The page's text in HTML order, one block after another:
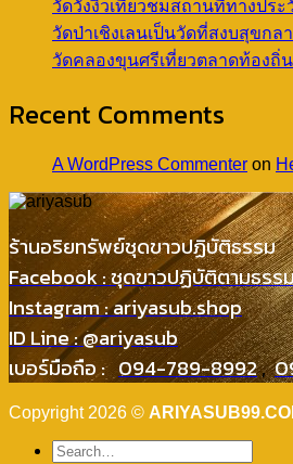
วัดวังงิ้วเที่ยวชมสถานที่ทางป
วัดป่าเชิงเลนเป็นวัดที่สงบสุขก
วัดคลองขุนศรีเที่ยวตลาดท้องถิ่
Recent Comments
A WordPress Commenter on
ร้านอริยทรัพย์ชุดขาวปฏิบัติธรรม
Facebook : ชุดขาวปฏิบัติตามธร
Instagram : ariyasub.shop
ID Line : @ariyasub
เบอร์มือถือ : 094-789-8992,
Copyright 2026 ©